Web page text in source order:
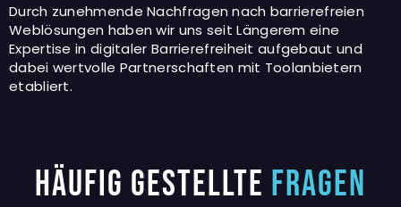
Durch zunehmende Nachfragen nach barrierefreien
Weblösungen haben wir uns seit Längerem eine
Expertise in digitaler Barrierefreiheit aufgebaut und
dabei wertvolle Partnerschaften mit Toolanbietern
etabliert.
Häufig gestellte Fragen